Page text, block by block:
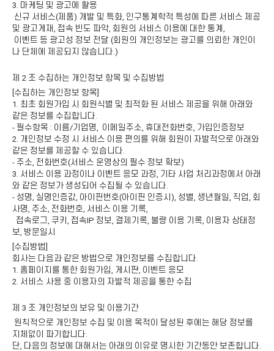
3. 마케팅 및 광고에 활용
신규 서비스(제품) 개발 및 특화, 인구통계학적 특성에 따른 서비스 제공
및 광고게재, 접속 빈도 파악, 회원의 서비스 이용에 대한 통계,
이벤트 등 광고성 정보 전달 (회원의 개인정보는 광고를 의뢰한 개인이
나 단체에 제공되지 않습니다.)
제 2 조 수집하는 개인정보 항목 및 수집방법
[수집하는 개인정보 항목]
1. 최초 회원가입 시 회원식별 및 최적화 된 서비스 제공을 위해 아래와
같은 정보를 수집합니다.
- 필수항목 : 이름/기업명, 이메일주소, 휴대전화번호, 가입인증정보
2. 개인정보 수정 시 서비스 이용 편의를 위해 회원이 자발적으로 아래와
같은 정보를 제공할 수 있습니다.
- 주소, 전화번호(서비스 운영상의 필수 정보 확보)
3. 서비스 이용 과정이나 이벤트 응모 과정, 기타 사업 처리과정에서 아래
와 같은 정보가 생성되어 수집될 수 있습니다.
- 성명, 실명인증값, 아이핀번호(아이핀 인증시), 성별, 생년월일, 직업, 회
사명, 주소, 전화번호, 서비스 이용 기록,
접속로그, 쿠키, 접속IP 정보, 결제기록, 불량 이용 기록, 이용자 상태정
보, 방문일시
[수집방법]
회사는 다음과 같은 방법으로 개인정보를 수집합니다.
1. 홈페이지를 통한 회원가입, 게시판, 이벤트 응모
2. 서비스 사용 중 이용자의 자발적 제공을 통한 수집
제 3 조 개인정보의 보유 및 이용기간
원칙적으로 개인정보 수집 및 이용 목적이 달성된 후에는 해당 정보를
지체없이 파기합니다.
단, 다음의 정보에 대해서는 아래의 이유로 명시한 기간동안 보존합니다.